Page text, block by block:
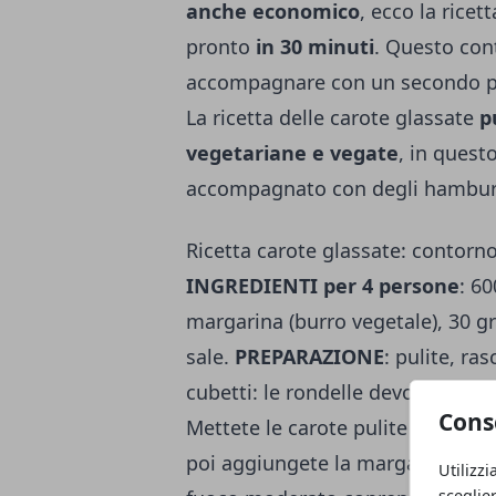
anche economico, ecco la
pronto in 30 minuti. Questo
accompagnare con un secondo
La ricetta delle carote glassate
vegetariane e vegate, in
accompagnato con degli
Ricetta carote glassate:
INGREDIENTI per 4 persone:
margarina (burro vegetale), 30
sale. PREPARAZIONE: pulite,
cubetti: le rondelle devono
Mettete le carote pulite in una
poi aggiungete la margarina, lo